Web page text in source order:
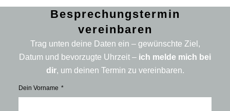
Besprechungstermin
vereinbaren
Trag unten deine Daten ein – gewünschte Ziel,
Datum und bevorzugte Uhrzeit – ich melde mich bei
dir, um deinen Termin zu vereinbaren.
Dein Vorname